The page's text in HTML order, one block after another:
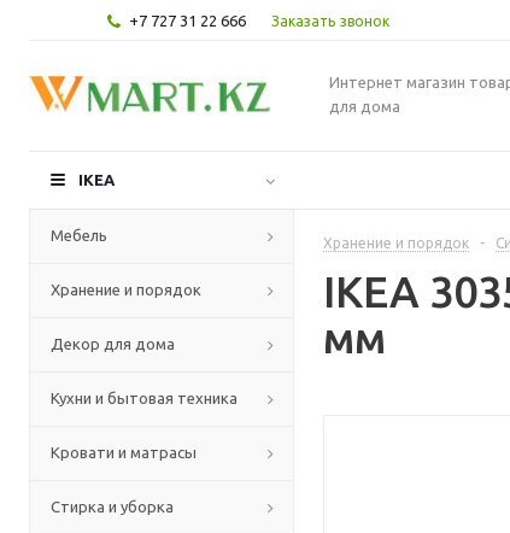
+7 727 31 22 666 Заказать звонок
Интернет магазин
для дома
IKEA
Мебель
Хранение и порядок
Декор для дома
Кухни и бытовая техника
Кровати и матрасы
Стирка и уборка
Хранение и порядок -
IKEA
мм